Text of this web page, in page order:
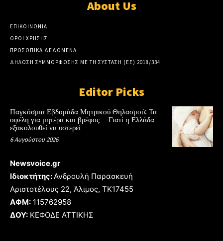
About Us
ΕΠΙΚΟΙΝΩΝΙΑ
ΟΡΟΙ ΧΡΗΣΗΣ
ΠΡΟΣΩΠΙΚΑ ΔΕΔΟΜΕΝΑ
ΔΗΛΩΣΗ ΣΥΜΜΟΡΦΩΣΗΣ ΜΕ ΤΗ ΣΥΣΤΑΣΗ (ΕΕ) 2018/334
Editor Picks
Παγκόσμια Εβδομάδα Μητρικού Θηλασμού: Τα
οφέλη για μητέρα και βρέφος – Γιατί η Ελλάδα
εξακολουθεί να υστερεί
6 Αυγούστου 2026
Newsvoice.gr
Ιδιοκτήτης:Ανδρουλή Παρασκευή
Αριστοτέλους 22, Άλιμος, TK17455
ΑΦΜ: 115762958
ΔΟΥ: ΚΕΦΟΔΕ ΑΤΤΙΚΗΣ